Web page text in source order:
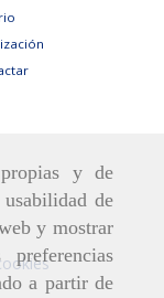
y de
de
y mostrar
a partir de